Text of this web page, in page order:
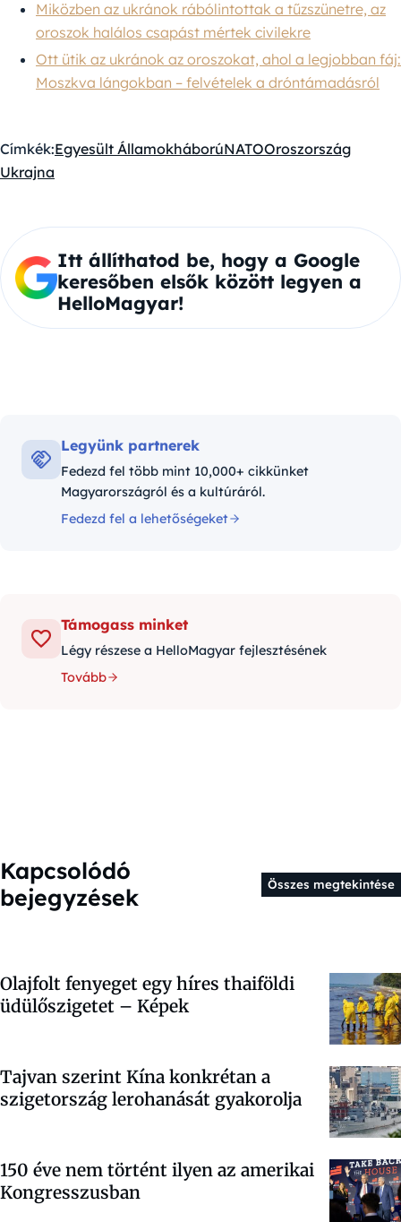
Miközben az ukránok rábólintottak a tűzszünetre, az
oroszok halálos csapást mértek civilekre
Ott ütik az ukránok az oroszokat, ahol a legjobban fáj:
Moszkva lángokban – felvételek a dróntámadásról
Címkék:Egyesült ÁllamokháborúNATOOroszország
Ukrajna
Itt állíthatod be, hogy a Google
keresőben elsők között legyen a
HelloMagyar!
Legyünk partnerek
Fedezd fel több mint 10,000+ cikkünket
Magyarországról és a kultúráról.
Fedezd fel a lehetőségeket
Támogass minket
Légy részese a HelloMagyar fejlesztésének
Tovább
Kapcsolódó
bejegyzések
Összes megtekintése
Olajfolt fenyeget egy híres thaiföldi
üdülőszigetet – Képek
Tajvan szerint Kína konkrétan a
szigetország lerohanását gyakorolja
150 éve nem történt ilyen az amerikai
Kongresszusban